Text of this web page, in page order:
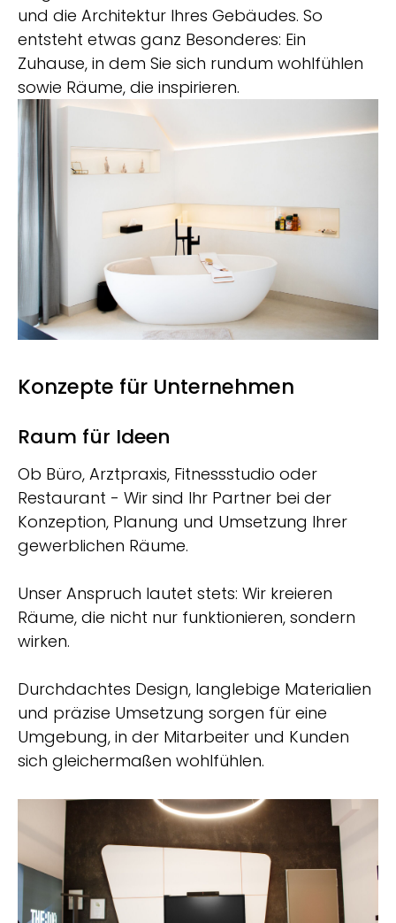
und die Architektur Ihres Gebäudes. So
entsteht etwas ganz Besonderes: Ein
Zuhause, in dem Sie sich rundum wohlfühlen
sowie Räume, die inspirieren.
Konzepte für Unternehmen
Raum für Ideen
Ob Büro, Arztpraxis, Fitnessstudio oder
Restaurant - Wir sind Ihr Partner bei der
Konzeption, Planung und Umsetzung Ihrer
gewerblichen Räume.
Unser Anspruch lautet stets: Wir kreieren
Räume, die nicht nur funktionieren, sondern
wirken.
Durchdachtes Design, langlebige Materialien
und präzise Umsetzung sorgen für eine
Umgebung, in der Mitarbeiter und Kunden
sich gleichermaßen wohlfühlen.